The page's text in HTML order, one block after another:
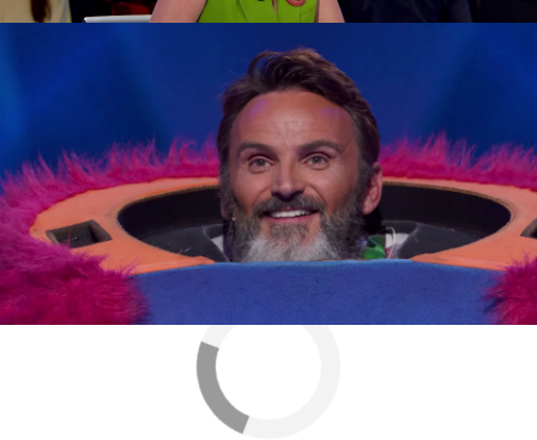
invitados pasapalabra
» Programas » Pasapalabra » Noticias